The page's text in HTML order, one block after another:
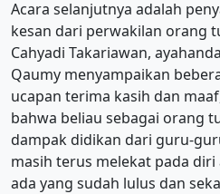
Acara selanjutnya adalah
kesan dari perwakilan orang
Cahyadi Takariawan,
Qaumy menyampaikan
ucapan terima kasih dan
bahwa beliau sebagai orang
dampak didikan dari guru-
masih terus melekat pada diri
ada yang sudah lulus dan